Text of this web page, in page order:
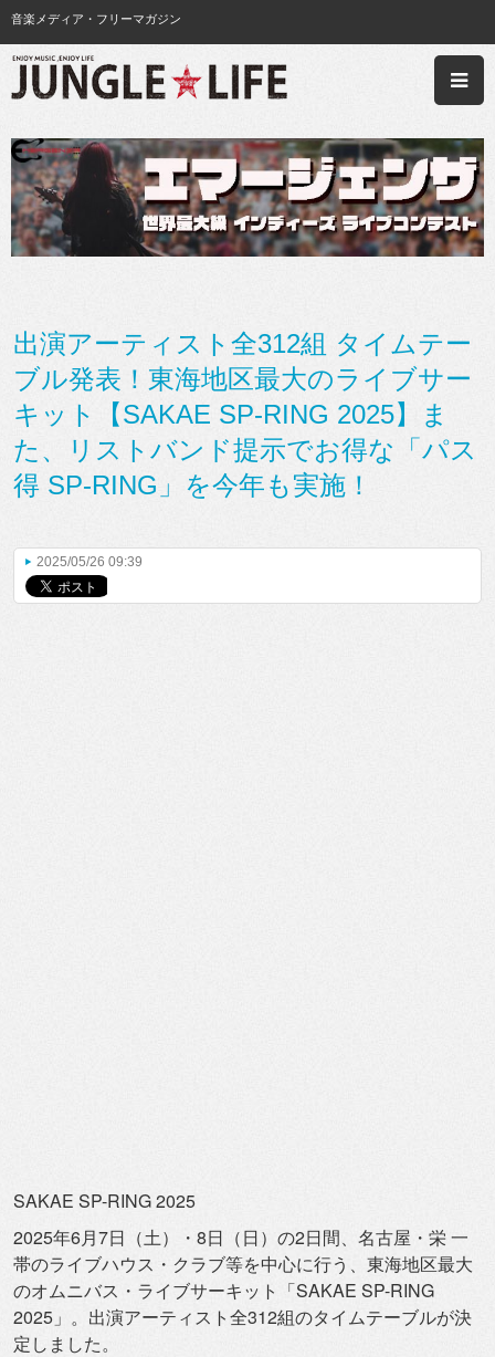
音楽メディア・フリーマガジン
出演アーティスト全312組 タイムテー
ブル発表！東海地区最大のライブサー
キット【SAKAE SP-RING 2025】ま
た、リストバンド提示でお得な「パス
得 SP-RING」を今年も実施！
2025/05/26 09:39
SAKAE SP-RING 2025
2025年6月7日（土）・8日（日）の2日間、名古屋・栄 一
帯のライブハウス・クラブ等を中心に行う、 東海地区最大
のオムニバス・ライブサーキット「SAKAE SP-RING
2025」。 出演アーティスト全312組のタイムテーブルが決
定しました。